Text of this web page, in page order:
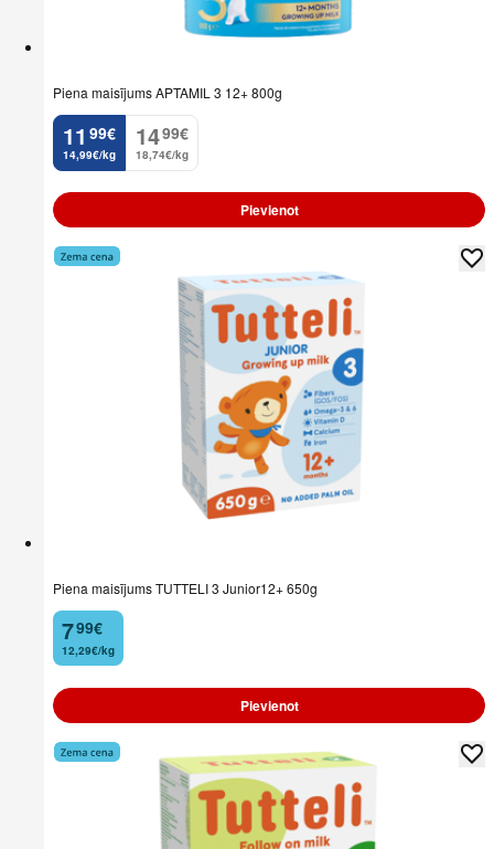
Piena maisījums APTAMIL 3 12+ 800g
11
. 99€
14,99€/kg
14
. 99€
18,74€/kg
Pievienot
Piena maisījums TUTTELI 3 Junior12+ 650g
7
. 99€
12,29€/kg
Pievienot